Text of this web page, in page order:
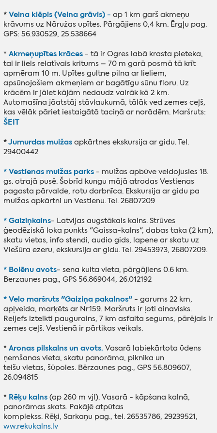
*Velna klēpis (Velna grāvis) - ap 1 km garš akmeņu
krāvums uz Nāružas upītes. Pārgājiens 0,4 km. Ērgļu pag.
GPS: 56.930529, 25.538664
* Akmeņupītes krāces- tā ir Ogres labā krasta pieteka,
tai ir liels relatīvais kritums – 70 m garā posmā tā krīt
apmēram 10 m. Upītes gultne pilna ar lieliem,
apsūnojošiem akmeņiem ar bagātīgu sūnu floru. Uz
krācēm ir jāiet kājām nedaudz vairāk kā 2 km.
Automašīna jāatstāj stāvlaukumā, tālāk ved zemes ceļš,
kas vēlāk pāriet iestaigātā taciņā ar norādēm. Maršruts:
ŠEIT
*Jumurdas muižasapkārtnes ekskursija ar gidu. Tel.
29400442
* Vestienas muižas parks- muižas apbūve veidojusies 18.
gs. otrajā pusē. Šobrīd kungu mājā atrodas Vestienas
pagasta pārvalde, rotu darbnīca. Ekskursija ar gidu pa
muižas apkārtni un Vestienu. Tel. 26807209
* Gaiziņkalns- Latvijas augstākais kalns. Strūves
ģeodēziskā loka punkts "Gaissa-kalns", dabas taka (2 km),
skatu vietas, info stendi, audio gids, lapene ar skatu uz
Viešūra ezeru, ekskursija ar gidu. Tel. 29453973, 26807209.
* Bolēnu avots- sena kulta vieta, pārgājiens 0.6 km.
Berzaunes pag., GPS 56.869044, 26.012192
* Velo maršruts "Gaiziņa pakalnos" - garums 22 km,
apļveida, marķēts ar Nr.159. Maršruts ir ļoti ainavisks.
Reljefs izteikti paugurains, 7 km asfalta segums, pārējais ir
zemes ceļš. Vestienā ir pārtikas veikals.
* Aronas pilskalns un avots. Vasarā labiekārtota ūdens
ņemšanas vieta, skatu panorāma, piknika un
telšu vietas, šūpoles. Bērzaunes pag., GPS 56.809607,
26.094815
* Rēķu kalns(ap 260 m vjl). Vasarā - kāpšana kalnā,
panorāmas skats. Pakājē atpūtas
komplekss. Rēķi, Sarkaņu pag., tel. 26535786, 29239521,
ww.rekukalns.lv